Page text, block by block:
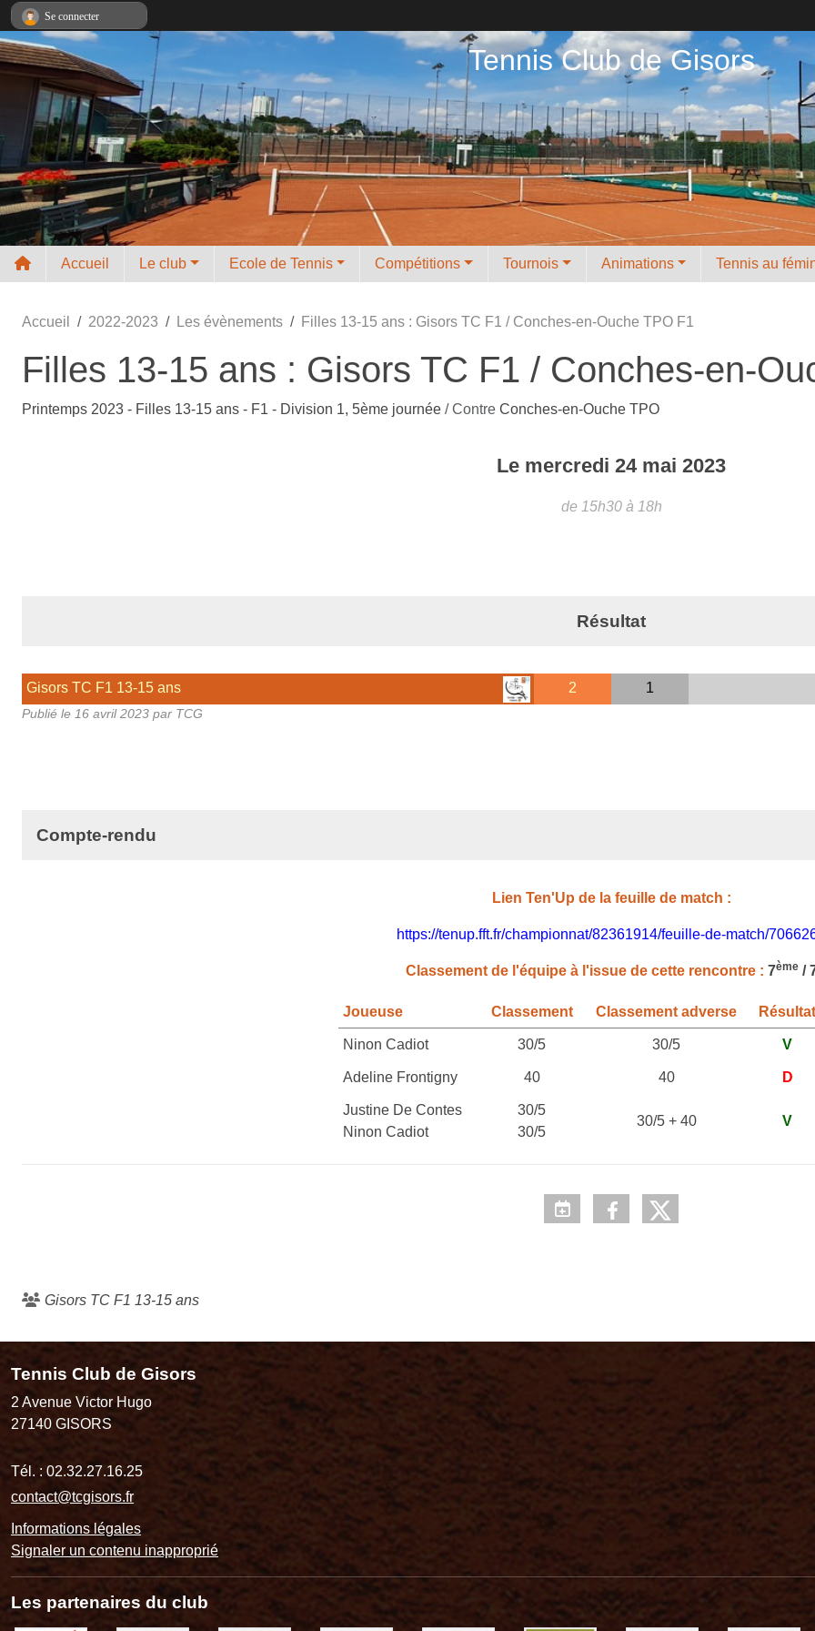
Tennis Club de Gisors
Accueil Le club Ecole de Tennis Compétitions Tournois Animations Tennis au
Accueil 2022-2023 Les évènements Filles 13-15 ans : Gisors TC F1 / Conches-en-Ouche TPO F1
Filles 13-15 ans : Gisors TC F1 / Conches-en-
Printemps 2023 - Filles 13-15 ans - F1 - Division 1, 5ème journée / Contre Conches-en-Ouche TPO
Le mercredi 24 mai 2023
de 15h30 à 18h
Résultat
Gisors TC F1 13-15 ans 2 1
Publié le 16 avril 2023 par TCG
Compte-rendu
Lien Ten'Up de la feuille de match :
https://tenup.fft.fr/championnat/82361914/feuille-de-match/
Classement de l'équipe à l'issue de cette rencontre : 7ème/
Joueuse Classement Classement adverse Résultat
Ninon Cadiot 30/5 30/5 V
Adeline Frontigny 40 40 D
Justine De Contes
Ninon Cadiot
30/5
30/5
30/5 + 40 V
Gisors TC F1 13-15 ans
Tennis Club de Gisors
2 Avenue Victor Hugo
27140 GISORS
Tél. : 02.32.27.16.25
contact@tcgisors.fr
Informations légales
Signaler un contenu inapproprié
Les partenaires du club
Se connecter
Panneau de gestion des cookies